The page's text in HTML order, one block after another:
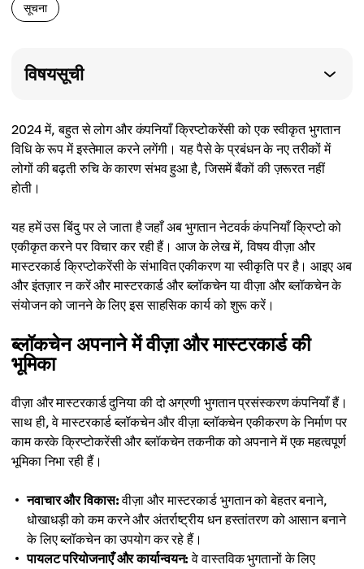
सूचना
विषयसूची
2024 में, बहुत से लोग और कंपनियाँ क्रिप्टोकरेंसी को एक स्वीकृत भुगतान
विधि के रूप में इस्तेमाल करने लगेंगी। यह पैसे के प्रबंधन के नए तरीकों में
लोगों की बढ़ती रुचि के कारण संभव हुआ है, जिसमें बैंकों की ज़रूरत नहीं
होती।
यह हमें उस बिंदु पर ले जाता है जहाँ अब भुगतान नेटवर्क कंपनियाँ क्रिप्टो को
एकीकृत करने पर विचार कर रही हैं। आज के लेख में, विषय वीज़ा और
मास्टरकार्ड क्रिप्टोकरेंसी के संभावित एकीकरण या स्वीकृति पर है। आइए अब
और इंतज़ार न करें और मास्टरकार्ड और ब्लॉकचेन या वीज़ा और ब्लॉकचेन के
संयोजन को जानने के लिए इस साहसिक कार्य को शुरू करें।
ब्लॉकचेन अपनाने में वीज़ा और मास्टरकार्ड की
भूमिका
वीज़ा और मास्टरकार्ड दुनिया की दो अग्रणी भुगतान प्रसंस्करण कंपनियाँ हैं।
साथ ही, वे मास्टरकार्ड ब्लॉकचेन और वीज़ा ब्लॉकचेन एकीकरण के निर्माण पर
काम करके क्रिप्टोकरेंसी और ब्लॉकचेन तकनीक को अपनाने में एक महत्वपूर्ण
भूमिका निभा रही हैं।
नवाचार और विकास:वीज़ा और मास्टरकार्ड भुगतान को बेहतर बनाने,
धोखाधड़ी को कम करने और अंतर्राष्ट्रीय धन हस्तांतरण को आसान बनाने
के लिए ब्लॉकचेन का उपयोग कर रहे हैं।
पायलट परियोजनाएँ और कार्यान्वयन: वे वास्तविक भुगतानों के लिए